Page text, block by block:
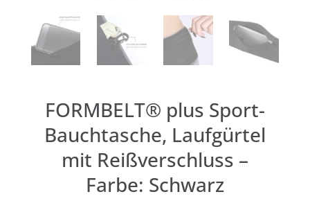
FORMBELT® plus Sport-
Bauchtasche, Laufgürtel
mit Reißverschluss –
Farbe: Schwarz